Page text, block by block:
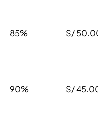
85% S/
90% S/